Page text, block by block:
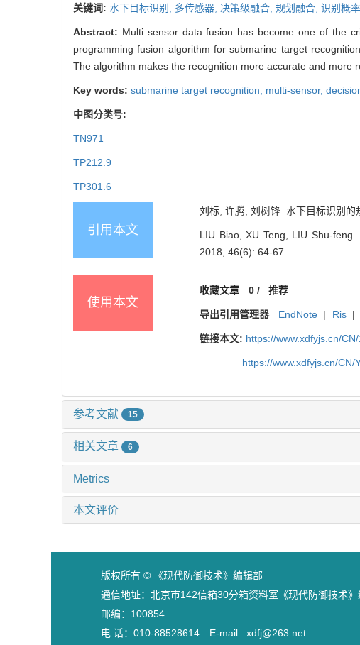
关键词: 水下目标识别, 多传感器, 决策级融合, 规划融合, 识别概率,
Abstract: Multi sensor data fusion has become one of the
programming fusion algorithm for submarine target
The algorithm makes the recognition more accurate and more
Key words: submarine target recognition, multi-sensor,
中图分类号:
TN971
TP212.9
TP301.6
引用本文
刘标, 许腾, 刘树锋. 水下目标识别
LIU Biao, XU Teng, LIU Shu-
2018, 46(6): 64-67.
使用本文
收藏文章 0/ 推荐
导出引用管理器 EndNote | Ris |
链接本文: https://www.xdfyjs.cn/
https://www.xdfyjs.cn/CN/
参考文献 15
相关文章 6
Metrics
本文评价
版权所有 © 《现代防御技术》编辑部
通信地址：北京市142信箱30分箱资料室《现代防御技术
邮编：100854
电 话：010-88528614 E-mail : xdfj@263.net